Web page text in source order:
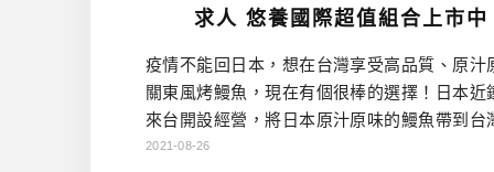
求人 悠養國際超值組合上市中
疫情不能回日本，想在台灣享受高品質、原汁
關東風烤鰻魚，現在有個很棒的選擇！日本近
來台開設經營，將日本原汁原味的鰻魚帶到台
「鰻 江戶川」，可以到台北中山站附近的店裡
2021-08-26